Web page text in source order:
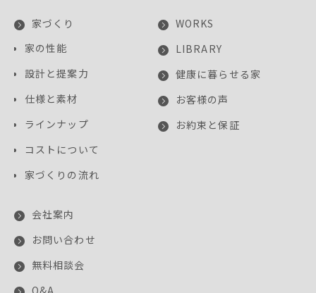
家づくり
家の性能
設計と提案力
仕様と素材
ラインナップ
コストについて
家づくりの流れ
WORKS
LIBRARY
健康に暮らせる家
お客様の声
お約束と保証
会社案内
お問い合わせ
無料相談会